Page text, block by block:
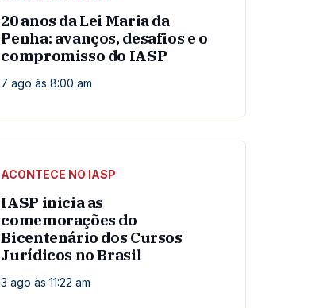
20 anos da Lei Maria da
Penha: avanços, desafios e o
compromisso do IASP
7 ago às 8:00 am
ACONTECE NO IASP
IASP inicia as
comemorações do
Bicentenário dos Cursos
Jurídicos no Brasil
3 ago às 11:22 am